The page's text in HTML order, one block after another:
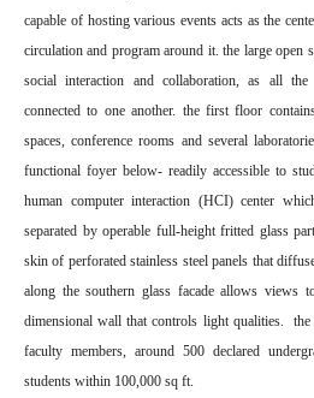
capable of hosting various events acts as the
circulation and program around it. the large open
social interaction and collaboration, as all
connected to one another. the first floor
spaces, conference rooms and several
functional foyer below- readily accessible to
human computer interaction (HCI) center
separated by operable full-height fritted glass
skin of perforated stainless steel panels that
along the southern glass facade allows views
dimensional wall that controls light qualities.
faculty members, around 500 declared
students within 100,000 sq ft.